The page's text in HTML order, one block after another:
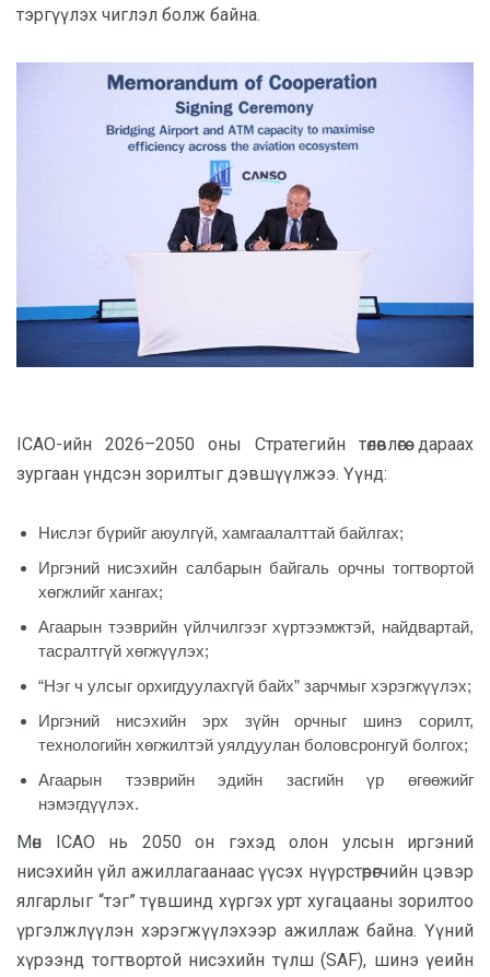
тэргүүлэх чиглэл болж байна.
ICAO-ийн 2026–2050 оны Стратегийн төлөвлөгөө дараах
зургаан үндсэн зорилтыг дэвшүүлжээ. Үүнд:
Нислэг бүрийг аюулгүй, хамгаалалттай байлгах;
Иргэний нисэхийн салбарын байгаль орчны тогтвортой
хөгжлийг хангах;
Агаарын тээврийн үйлчилгээг хүртээмжтэй, найдвартай,
тасралтгүй хөгжүүлэх;
“Нэг ч улсыг орхигдуулахгүй байх” зарчмыг хэрэгжүүлэх;
Иргэний нисэхийн эрх зүйн орчныг шинэ сорилт,
технологийн хөгжилтэй уялдуулан боловсронгуй болгох;
Агаарын тээврийн эдийн засгийн үр өгөөжийг
нэмэгдүүлэх.
Мөн ICAO нь 2050 он гэхэд олон улсын иргэний
нисэхийн үйл ажиллагаанаас үүсэх нүүрстөрөгчийн цэвэр
ялгарлыг “тэг” түвшинд хүргэх урт хугацааны зорилтоо
үргэлжлүүлэн хэрэгжүүлэхээр ажиллаж байна. Үүний
хүрээнд тогтвортой нисэхийн түлш (SAF), шинэ үеийн